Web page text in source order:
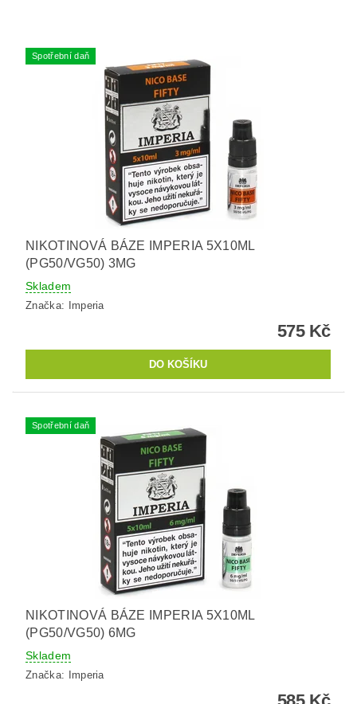
Spotřební daň
NIKOTINOVÁ BÁZE IMPERIA 5X10ML
(PG50/VG50) 3MG
Skladem
Značka: Imperia
575 Kč
Spotřební daň
NIKOTINOVÁ BÁZE IMPERIA 5X10ML
(PG50/VG50) 6MG
Skladem
Značka: Imperia
585 Kč